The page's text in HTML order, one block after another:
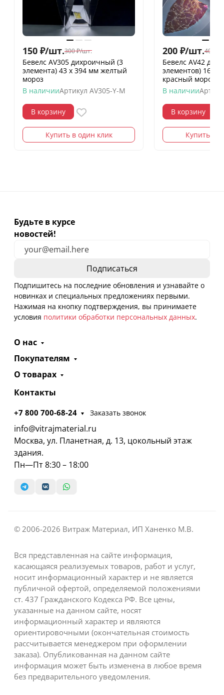
150 ₽/шт.300 ₽/шт.
Бевелс AV305 дихроичный (3
элемента) 43 х 394 мм желтый
мороз
В наличииАртикул AV305-Y-M
В корзину
Купить в один клик
200 ₽/шт.400
Бевелс AV42
элементов) 160
красный мороз
В наличии
В корзину
Купить в
Будьте в курсе
новостей!
Подпишитесь на последние обновления и узнавайте о
новинках и специальных предложениях первыми.
Нажимая на кнопку подтверждения, вы принимаете
условия политики обработки персональных данных.
О нас
Покупателям
О товарах
Контакты
+7 800 700-68-24 Заказать звонок
info@vitrajmaterial.ru
Москва, ул. Планетная, д. 13, цокольный этаж
здания.
Пн—Пт 8:30 – 18:00
© 2006-2026 Витраж Материал, ИП Ханенко М.В.
Вся представленная на сайте информация,
касающаяся реализуемых товаров, работ и услуг,
носит информационный характер и не является
публичной офертой, определяемой положениями
ст. 437 Гражданского Кодекса РФ. Все цены,
указанные на данном сайте, носят
информационный характер и являются
ориентировочными (окончательная стоимость
рассчитывается менеджером при оформлении
заказа). Опубликованная на данном сайте
информация может быть изменена в любое время
без предварительного уведомления.